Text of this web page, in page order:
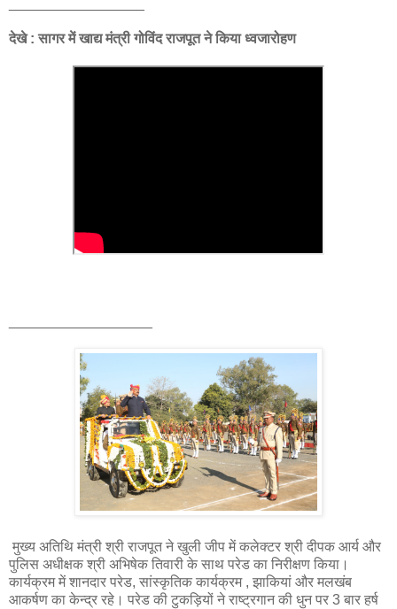
देखे : सागर में खाद्य मंत्री गोविंद राजपूत ने किया ध्वजारोहण
मुख्य अतिथि मंत्री श्री राजपूत ने खुली जीप में कलेक्टर श्री दीपक आर्य और
पुलिस अधीक्षक श्री अभिषेक तिवारी के साथ परेड का निरीक्षण किया।
कार्यक्रम में शानदार परेड, सांस्कृतिक कार्यक्रम , झाकियां और मलखंब
आकर्षण का केन्द्र रहे। परेड की टुकड़ियों ने राष्ट्रगान की धुन पर 3 बार हर्ष